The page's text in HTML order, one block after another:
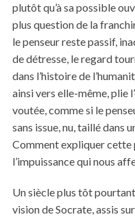
plutôt qu’à sa possible
plus question de la
le penseur reste passif,
de détresse, le regard
dans l’histoire de
ainsi vers elle-même, plie
voutée, comme si le
sans issue, nu, taillé dans
Comment expliquer
l’impuissance qui nous
Un siècle plus tôt
vision de Socrate, assis